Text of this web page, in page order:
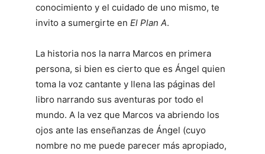
conocimiento y el cuidado de uno mismo, te
invito a sumergirte en El Plan A.
La historia nos la narra Marcos en primera
persona, si bien es cierto que es Ángel quien
toma la voz cantante y llena las páginas del
libro narrando sus aventuras por todo el
mundo. A la vez que Marcos va abriendo los
ojos ante las enseñanzas de Ángel (cuyo
nombre no me puede parecer más apropiado,